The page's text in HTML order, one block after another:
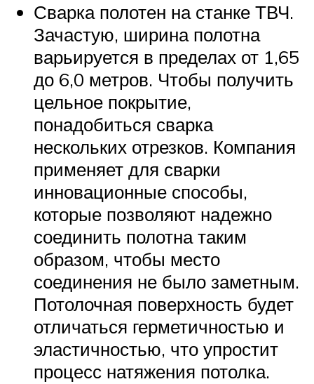
Сварка полотен на станке ТВЧ.
Зачастую, ширина полотна
варьируется в пределах от 1,65
до 6,0 метров. Чтобы получить
цельное покрытие,
понадобиться сварка
нескольких отрезков. Компания
применяет для сварки
инновационные способы,
которые позволяют надежно
соединить полотна таким
образом, чтобы место
соединения не было заметным.
Потолочная поверхность будет
отличаться герметичностью и
эластичностью, что упростит
процесс натяжения потолка.